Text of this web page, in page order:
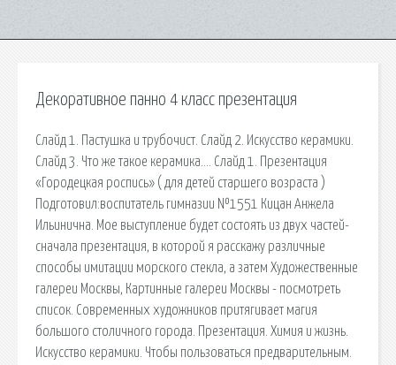
Декоративное панно 4 класс презентация
Слайд 1. Пастушка и трубочист. Слайд 2. Искусство керамики.
Слайд 3. Что же такое керамика…. Слайд 1. Презентация
«Городецкая роспись» ( для детей старшего возраста )
Подготовил:воспитатель гимназии №1551 Кицан Анжела
Ильинична. Мое выступление будет состоять из двух частей-
сначала презентация, в которой я расскажу различные
способы имитации морского стекла, а затем Художественные
галереи Москвы, Картинные галереи Москвы - посмотреть
список. Современных художников притягивает магия
большого столичного города. Презентация. Химия и жизнь.
Искусство керамики. Чтобы пользоваться предварительным.